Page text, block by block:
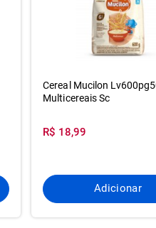
Cereal Mucilon
Multicereais Sc
R$ 18,99
Adicionar